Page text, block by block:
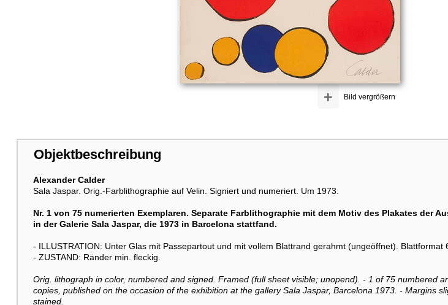
Bild vergrößern
+
Objektbeschreibung
Alexander Calder
Sala Jaspar. Orig.-Farblithographie auf Velin. Signiert und numeriert. Um 1973.
Nr. 1 von 75 numerierten Exemplaren. Separate Farblithographie mit dem Motiv des Plakates der
in der Galerie Sala Jaspar, die 1973 in Barcelona stattfand.
- ILLUSTRATION: Unter Glas mit Passepartout und mit vollem Blattrand gerahmt (ungeöffnet). Blattformat
- ZUSTAND: Ränder min. fleckig.
Orig. lithograph in color, numbered and signed. Framed (full sheet visible; unopend). - 1 of 75 numbered
copies, published on the occasion of the exhibition at the gallery Sala Jaspar, Barcelona 1973. - Margins
stained.